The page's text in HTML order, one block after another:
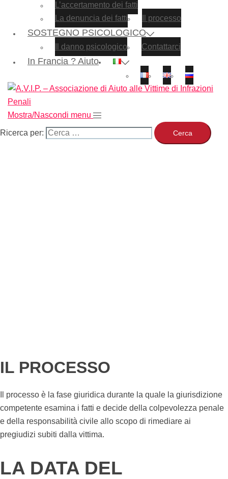
L’accertamento dei fatti
La denuncia dei fatti
Il processo
SOSTEGNO PSICOLOGICO
Il danno psicologico Contattarci
In Francia ? Aiuto
Mostra/Nascondi menu
Ricerca per:
IL PROCESSO
Il processo è la fase giuridica durante la quale la giurisdizione
competente esamina i fatti e decide della colpevolezza penale
e della responsabilità civile allo scopo di rimediare ai
pregiudizi subiti dalla vittima.
LA DATA DEL